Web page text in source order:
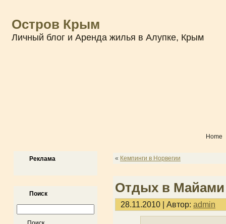
Остров Крым
Личный блог и Аренда жилья в Алупке, Крым
Home
Реклама
Поиск
« Кемпинги в Норвегии
Отдых в Майами
28.11.2010 | Автор: admin